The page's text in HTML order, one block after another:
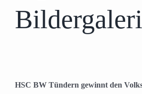
HSC BW Tündern gewinnt den